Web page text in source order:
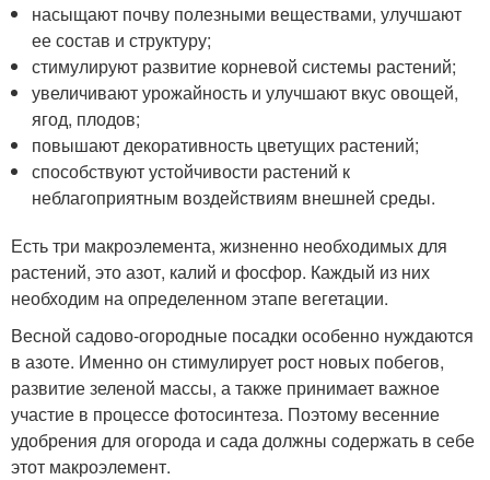
насыщают почву полезными веществами, улучшают
ее состав и структуру;
стимулируют развитие корневой системы растений;
увеличивают урожайность и улучшают вкус овощей,
ягод, плодов;
повышают декоративность цветущих растений;
способствуют устойчивости растений к
неблагоприятным воздействиям внешней среды.
Есть три макроэлемента, жизненно необходимых для
растений, это азот, калий и фосфор. Каждый из них
необходим на определенном этапе вегетации.
Весной садово-огородные посадки особенно нуждаются
в азоте. Именно он стимулирует рост новых побегов,
развитие зеленой массы, а также принимает важное
участие в процессе фотосинтеза. Поэтому весенние
удобрения для огорода и сада должны содержать в себе
этот макроэлемент.